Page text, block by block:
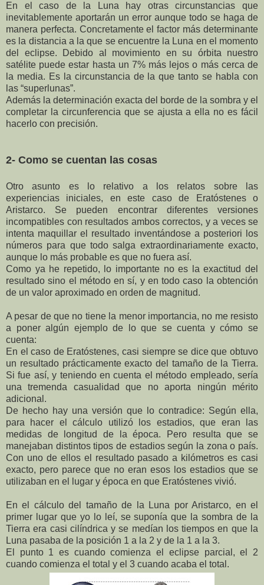
En el caso de la Luna hay otras circunstancias que
inevitablemente aportarán un error aunque todo se haga de
manera perfecta. Concretamente el factor más determinante
es la distancia a la que se encuentre la Luna en el momento
del eclipse. Debido al movimiento en su órbita nuestro
satélite puede estar hasta un 7% más lejos o más cerca de
la media. Es la circunstancia de la que tanto se habla con
las “superlunas”.
Además la determinación exacta del borde de la sombra y el
completar la circunferencia que se ajusta a ella no es fácil
hacerlo con precisión.
2- Como se cuentan las cosas
Otro asunto es lo relativo a los relatos sobre las
experiencias iniciales, en este caso de Eratóstenes o
Aristarco. Se pueden encontrar diferentes versiones
incompatibles con resultados ambos correctos, y a veces se
intenta maquillar el resultado inventándose a posteriori los
números para que todo salga extraordinariamente exacto,
aunque lo más probable es que no fuera así.
Como ya he repetido, lo importante no es la exactitud del
resultado sino el método en sí, y en todo caso la obtención
de un valor aproximado en orden de magnitud.
A pesar de que no tiene la menor importancia, no me resisto
a poner algún ejemplo de lo que se cuenta y cómo se
cuenta:
En el caso de Eratóstenes, casi siempre se dice que obtuvo
un resultado prácticamente exacto del tamaño de la Tierra.
Si fue así, y teniendo en cuenta el método empleado, sería
una tremenda casualidad que no aporta ningún mérito
adicional.
De hecho hay una versión que lo contradice: Según ella,
para hacer el cálculo utilizó los estadios, que eran las
medidas de longitud de la época. Pero resulta que se
manejaban distintos tipos de estadios según la zona o país.
Con uno de ellos el resultado pasado a kilómetros es casi
exacto, pero parece que no eran esos los estadios que se
utilizaban en el lugar y época en que Eratóstenes vivió.
En el cálculo del tamaño de la Luna por Aristarco, en el
primer lugar que yo lo leí, se suponía que la sombra de la
Tierra era casi cilíndrica y se medían los tiempos en que la
Luna pasaba de la posición 1 a la 2 y de la 1 a la 3.
El punto 1 es cuando comienza el eclipse parcial, el 2
cuando comienza el total y el 3 cuando acaba el total.